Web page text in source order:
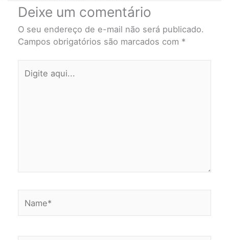
Deixe um comentário
O seu endereço de e-mail não será publicado.
Campos obrigatórios são marcados com *
aqui...